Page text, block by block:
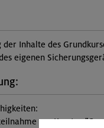
Inhalte des
eigenen
am Kurstyp